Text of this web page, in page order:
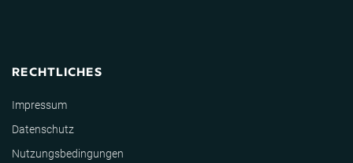
RECHTLICHES
Impressum
Datenschutz
Nutzungsbedingungen